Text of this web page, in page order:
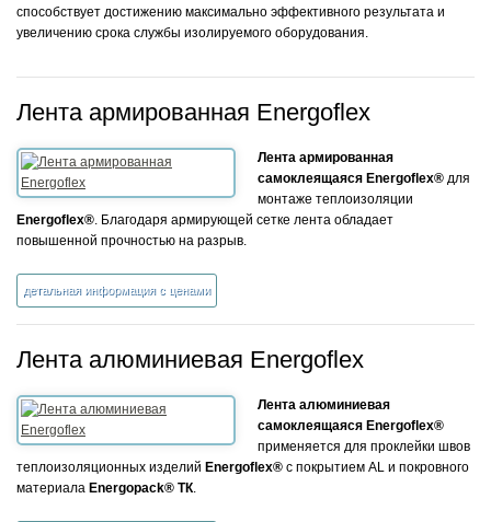
способствует достижению максимально эффективного результата и
увеличению срока службы изолируемого оборудования.
Лента армированная Energoflex
Лента армированная
самоклеящаяся Energoflex® для
монтаже теплоизоляции
Energoflex®. Благодаря армирующей сетке лента обладает
повышенной прочностью на разрыв.
детальная информация с ценами
Лента алюминиевая Energoflex
Лента алюминиевая
самоклеящаяся Energoflex®
применяется для проклейки швов
теплоизоляционных изделий Energoflex® с покрытием AL и покровного
материала Energopack® ТК.